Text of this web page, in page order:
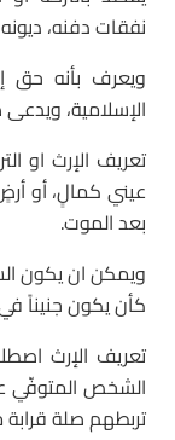
نفقات دفنه،
ويعرف بأنه حق
الإسلامية،
تعريف الإرث او
عيني كمالٍ، أو
بعد الموت.
ويمكن ان يكون
كأن يكون جنيناً
تعريف الإرث
الشخص
تربطهم صلة